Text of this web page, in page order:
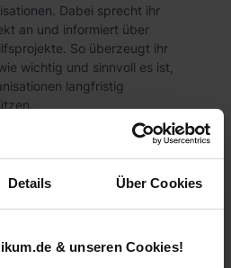
Details Über Cookies
& unseren Cookies!
Dabei sprecht ihr
an und informiert über
So überzeugt ihr
wichtig und sinnvoll es ist,
langfristig
durch dein Praktikum aktiv
Hilfsprojekte zum
und Umwelt nachhaltig